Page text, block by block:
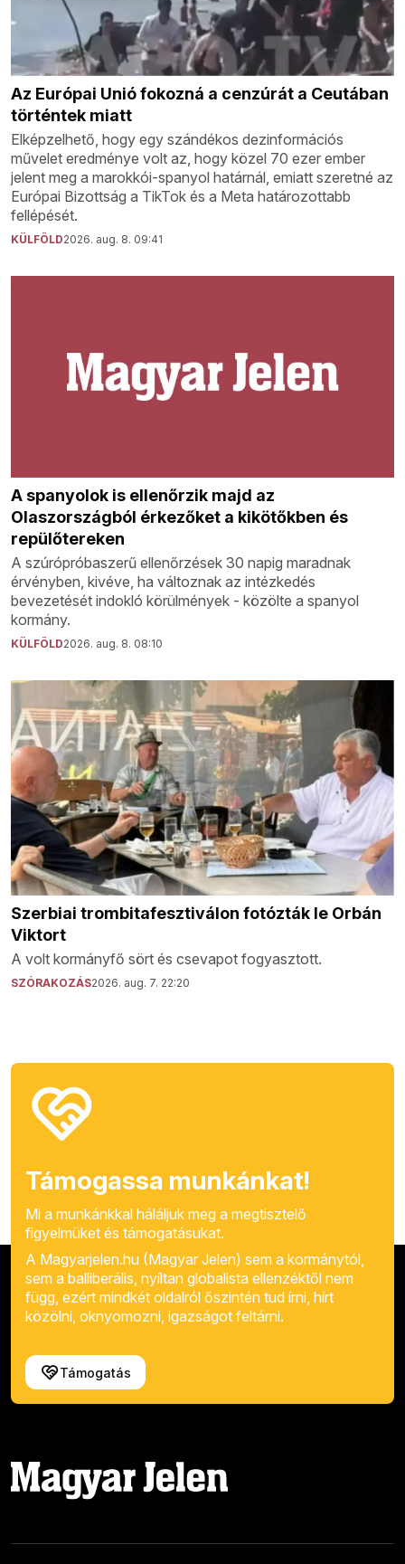
Az Európai Unió fokozná a cenzúrát a Ceutában
történtek miatt
Elképzelhető, hogy egy szándékos dezinformációs
művelet eredménye volt az, hogy közel 70 ezer ember
jelent meg a marokkói-spanyol határnál, emiatt szeretné az
Európai Bizottság a TikTok és a Meta határozottabb
fellépését.
KÜLFÖLD2026. aug. 8. 09:41
A spanyolok is ellenőrzik majd az
Olaszországból érkezőket a kikötőkben és
repülőtereken
A szúrópróbaszerű ellenőrzések 30 napig maradnak
érvényben, kivéve, ha változnak az intézkedés
bevezetését indokló körülmények - közölte a spanyol
kormány.
KÜLFÖLD2026. aug. 8. 08:10
Szerbiai trombitafesztiválon fotózták le Orbán
Viktort
A volt kormányfő sört és csevapot fogyasztott.
SZÓRAKOZÁS2026. aug. 7. 22:20
Támogassa munkánkat!
Mi a munkánkkal háláljuk meg a megtisztelő
figyelmüket és támogatásukat.
A Magyarjelen.hu (Magyar Jelen) sem a kormánytól,
sem a balliberális, nyíltan globalista ellenzéktől nem
függ, ezért mindkét oldalról őszintén tud írni, hírt
közölni, oknyomozni, igazságot feltárni.
Támogatás